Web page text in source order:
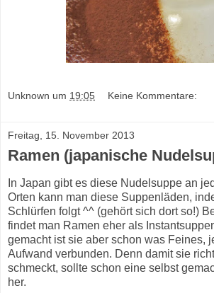
Unknown um 19:05 Keine Kommentare:
Freitag, 15. November 2013
Ramen (japanische
In Japan gibt es diese Nudelsuppe an
Orten kann man diese Suppenläden,
Schlürfen folgt ^^ (gehört sich dort so!)
findet man Ramen eher als
gemacht ist sie aber schon was Feines,
Aufwand verbunden. Denn damit sie
schmeckt, sollte schon eine selbst
her.